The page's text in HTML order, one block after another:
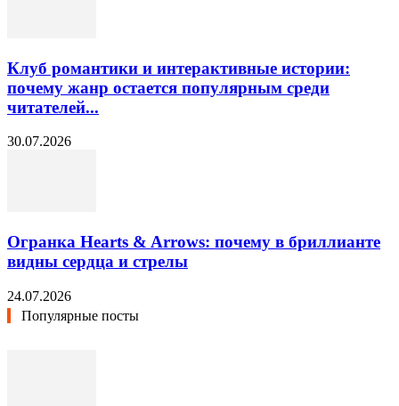
Клуб романтики и интерактивные истории:
почему жанр остается популярным среди
читателей...
30.07.2026
Огранка Hearts & Arrows: почему в бриллианте
видны сердца и стрелы
24.07.2026
Популярные посты